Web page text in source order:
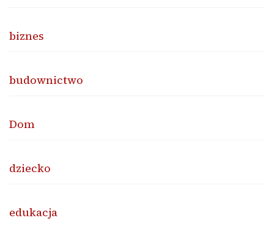
biznes
budownictwo
Dom
dziecko
edukacja